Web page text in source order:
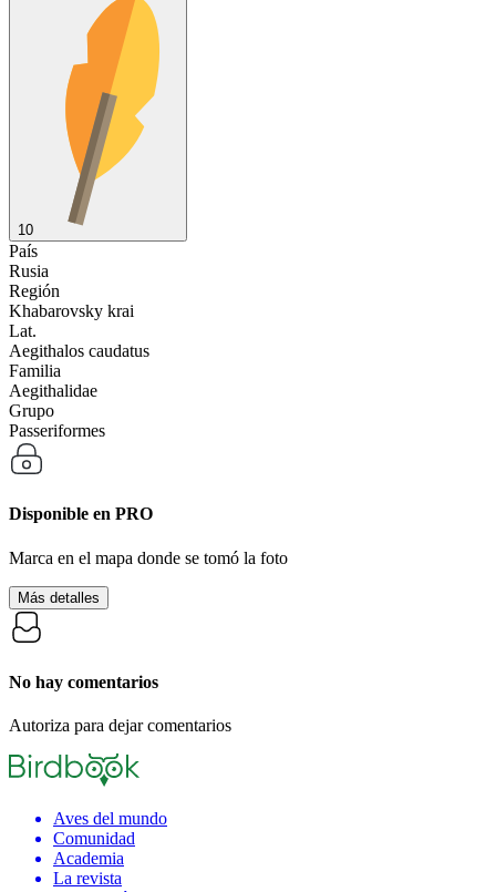
10
País
Rusia
Región
Khabarovsky krai
Lat.
Aegithalos caudatus
Familia
Aegithalidae
Grupo
Passeriformes
Disponible en PRO
Marca en el mapa donde se tomó la foto
Más detalles
No hay comentarios
Autoriza para dejar comentarios
Aves del mundo
Comunidad
Academia
La revista